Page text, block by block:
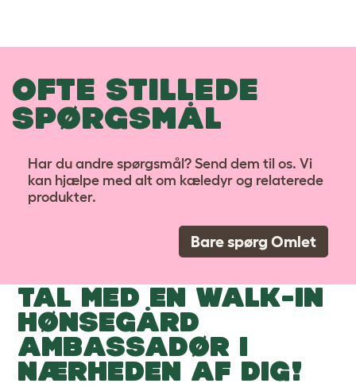
OFTE STILLEDE
SPØRGSMÅL
Har du andre spørgsmål? Send dem til os. Vi
kan hjælpe med alt om kæledyr og relaterede
produkter.
Bare spørg Omlet
TAL MED EN WALK-IN
HØNSEGÅRD
AMBASSADØR I
NÆRHEDEN AF DIG!